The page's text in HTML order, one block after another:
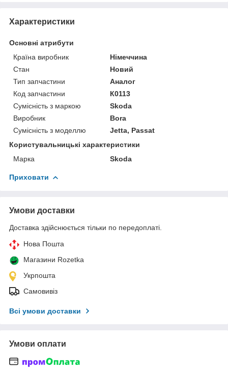
Характеристики
Основні атрибути
Країна виробник
Німеччина
Стан
Новий
Тип запчастини
Аналог
Код запчастини
К0113
Сумісність з маркою
Skoda
Виробник
Bora
Сумісність з моделлю
Jetta, Passat
Користувальницькі характеристики
Марка
Skoda
Приховати
Умови доставки
Доставка здійснюється тільки по передоплаті.
Нова Пошта
Магазини Rozetka
Укрпошта
Самовивіз
Всі умови доставки
Умови оплати